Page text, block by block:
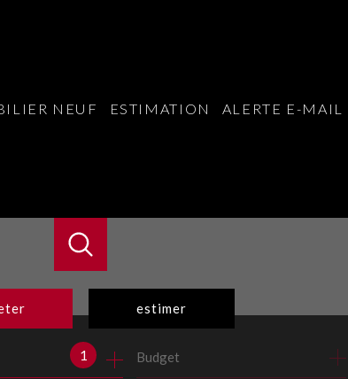
NEUF ESTIMATION ALERTE E-MAIL
estimer
1 Budget